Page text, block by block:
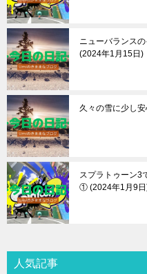
ニューバランス
2024年1月15日
久々の雪に少し
スプラトゥーン3
① 2024年1月9日
人気記事